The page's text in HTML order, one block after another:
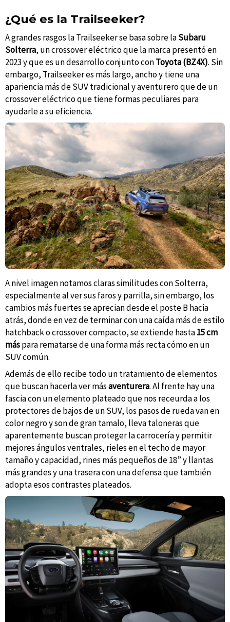
¿Qué es la Trailseeker?
A grandes rasgos la Trailseeker se basa sobre laSubaru
Solterra, un crossover eléctrico que la marca presentó en
2023 y que es un desarrollo conjunto conToyota (BZ4X). Sin
embargo, Trailseeker es más largo, ancho y tiene una
apariencia más de SUV tradicional y aventurero que de un
crossover eléctrico que tiene formas peculiares para
ayudarle a su eficiencia.
A nivel imagen notamos claras similitudes con Solterra,
especialmente al ver sus faros y parrilla, sin embargo, los
cambios más fuertes se aprecian desde el poste B hacia
atrás, donde en vez de terminar con una caída más de estilo
hatchback o crossover compacto, se extiende hasta15 cm
máspara rematarse de una forma más recta cómo en un
SUV común.
Además de ello recibe todo un tratamiento de elementos
que buscan hacerla ver másaventurera. Al frente hay una
fascia con un elemento plateado que nos receurda a los
protectores de bajos de un SUV, los pasos de rueda van en
color negro y son de gran tamalo, lleva taloneras que
aparentemente buscan proteger la carrocería y permitir
mejores ángulos ventrales, rieles en el techo de mayor
tamaño y capacidad, rines más pequeños de 18” y llantas
más grandes y una trasera con una defensa que también
adopta esos contrastes plateados.